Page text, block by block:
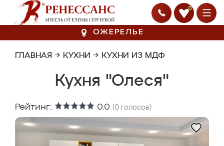
0
ОЖЕРЕЛЬЕ
ГЛАВНАЯ → КУХНИ → КУХНИ ИЗ МДФ
Кухня "Олеся"
Рейтинг: 0.0 (0 голосов)